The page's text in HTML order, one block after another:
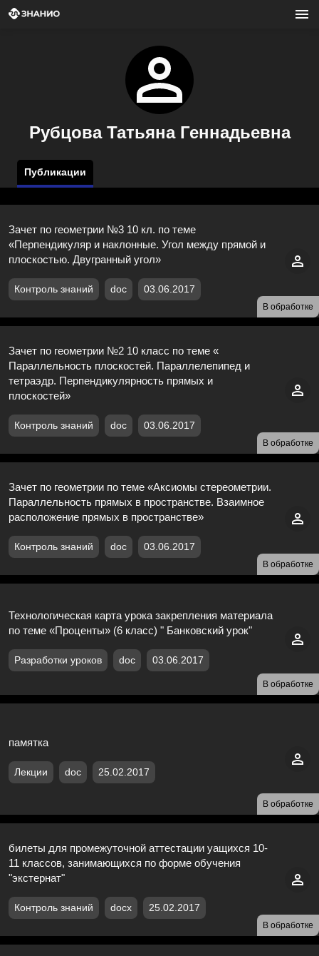
Рубцова Татьяна Геннадьевна
Публикации
В обработке
Зачет по геометрии №3 10 кл. по теме
«Перпендикуляр и наклонные. Угол между прямой и
плоскостью. Двугранный угол»
Контроль знаний doc 03.06.2017
В обработке
Зачет по геометрии №2 10 класс по теме «
Параллельность плоскостей. Параллелепипед и
тетраэдр. Перпендикулярность прямых и
плоскостей»
Контроль знаний doc 03.06.2017
В обработке
Зачет по геометрии по теме «Аксиомы стереометрии.
Параллельность прямых в пространстве. Взаимное
расположение прямых в пространстве»
Контроль знаний doc 03.06.2017
В обработке
Технологическая карта урока закрепления материала
по теме «Проценты» (6 класс) " Банковский урок"
Разработки уроков doc 03.06.2017
В обработке
памятка
Лекции doc 25.02.2017
В обработке
билеты для промежуточной аттестации уащихся 10-
11 классов, занимающихся по форме обучения
"экстернат"
Контроль знаний docx 25.02.2017